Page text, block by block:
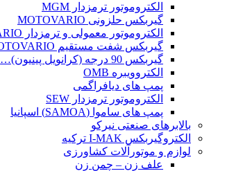
الکتروموتور ترمزدار MGM
گیربکس حلزونی MOTOVARIO
الکتروموتور معمولی و ترمزدار MOTOVARIO
گیربکس شفت مستقیم MOTOVARIO
گیربکس 90 درجه (کرانویل پینیون)…
الکتروویبره OMB
پمپ های دیافراگمی
الکتروموتور ترمزدار SEW
پمپ های ساموا (SAMOA) اسپانیا
بالابرهای صنعتی نیرکو
الکتروگیربکس I-MAK ترکیه
لوازم و موتورآلات کشاورزی
علف زن – چمن زن